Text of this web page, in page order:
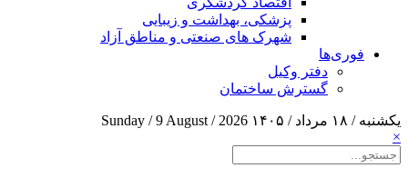
پزشکی، بهداشت و زیبایی
شهرک های صنعتی و مناطق آزاد
فوری‌ها
دفتر وکیل
گسترش ساختمان
یکشنبه / ۱۸ مرداد / ۱۴۰۵
Sunday / 9 August / 2026
×